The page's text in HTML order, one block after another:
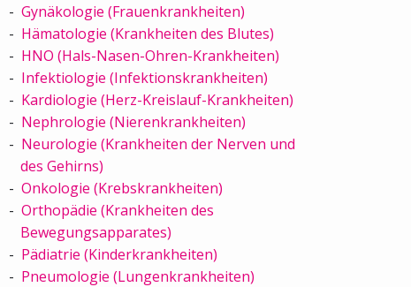
Gynäkologie (Frauenkrankheiten)
Hämatologie (Krankheiten des Blutes)
HNO (Hals-Nasen-Ohren-Krankheiten)
Infektiologie (Infektionskrankheiten)
Kardiologie (Herz-Kreislauf-Krankheiten)
Nephrologie (Nierenkrankheiten)
Neurologie (Krankheiten der Nerven und
des Gehirns)
Onkologie (Krebskrankheiten)
Orthopädie (Krankheiten des
Bewegungsapparates)
Pädiatrie (Kinderkrankheiten)
Pneumologie (Lungenkrankheiten)